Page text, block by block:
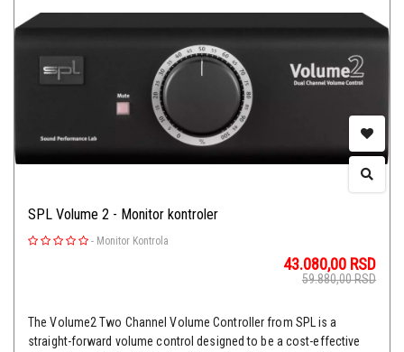
SPL Volume 2 - Monitor kontroler
- Monitor Kontrola
43.080,00 RSD
59.880,00RSD
The Volume2 Two Channel Volume Controller from SPL is a
straight-forward volume control designed to be a cost-effective